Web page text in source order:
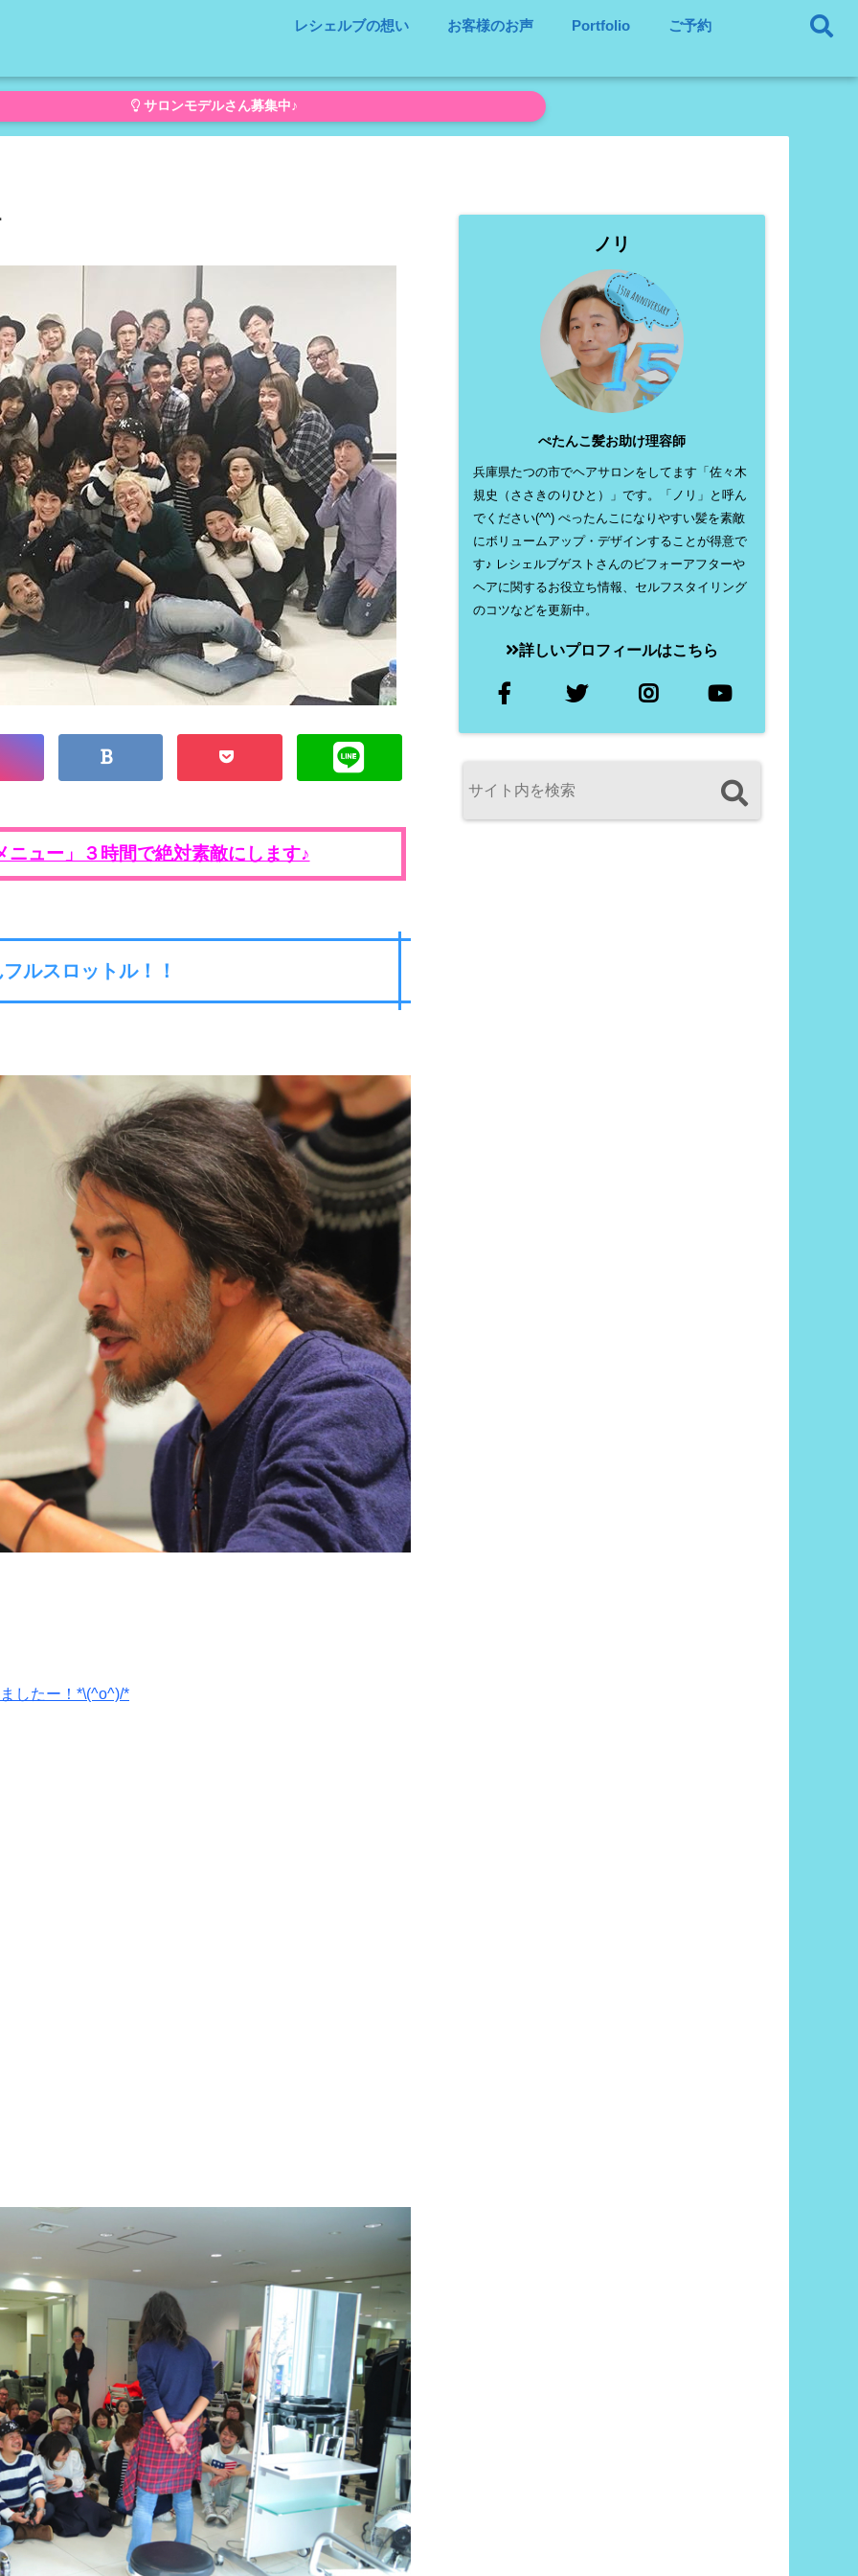
レシェルブの想い お客様のお声 Portfolio ご予約
サロンモデルさん募集中♪
ニュー」３時間で絶対素敵にします♪
ルスロットル！！
したー！*\(^o^)/*
ノリ
ぺたんこ髪お助け理容師
兵庫県たつの市でヘアサロンをしてます「佐々木
規史（ささきのりひと）」です。「ノリ」と呼ん
でください(^^) ぺったんこになりやすい髪を素敵
にボリュームアップ・デザインすることが得意で
す♪ レシェルブゲストさんのビフォーアフターや
ヘアに関するお役立ち情報、セルフスタイリング
のコツなどを更新中。
詳しいプロフィールはこちら